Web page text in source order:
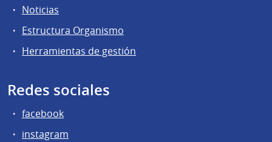
Noticias
Estructura Organismo
Herramientas de gestión
Redes sociales
facebook
instagram